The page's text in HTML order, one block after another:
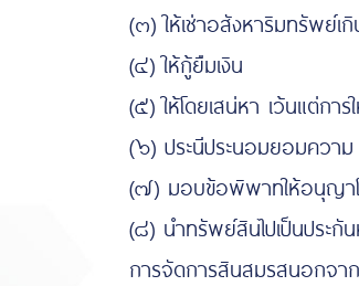
(๓) ให้เช่าอสังหาริมทรัพย์เ
(๔) ให้กู้ยืมเงิน
(๕) ให้โดยเสน่หา เว้นแต่ก
(๖) ประนีประนอมยอมความ
(๗) มอบข้อพิพาทให้อนุญา
(๘) นำทรัพย์สินไปเป็นประ
การจัดการสินสมรสนอกจ